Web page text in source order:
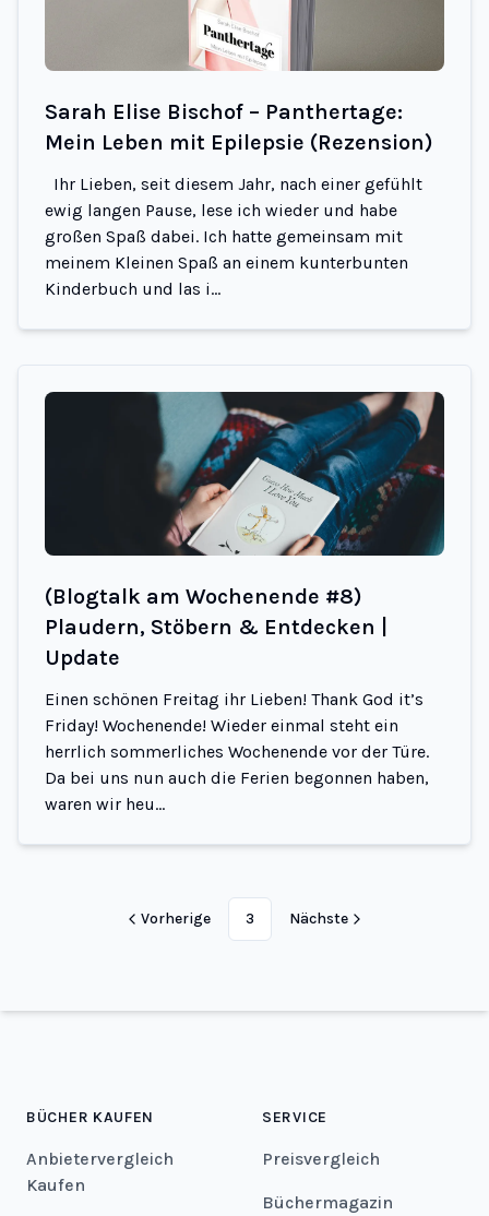
Sarah Elise Bischof – Panthertage:
Mein Leben mit Epilepsie (Rezension)
Ihr Lieben, seit diesem Jahr, nach einer gefühlt
ewig langen Pause, lese ich wieder und habe
großen Spaß dabei. Ich hatte gemeinsam mit
meinem Kleinen Spaß an einem kunterbunten
Kinderbuch und las i...
(Blogtalk am Wochenende #8)
Plaudern, Stöbern & Entdecken |
Update
Einen schönen Freitag ihr Lieben! Thank God it’s
Friday! Wochenende! Wieder einmal steht ein
herrlich sommerliches Wochenende vor der Türe.
Da bei uns nun auch die Ferien begonnen haben,
waren wir heu...
Vorherige 3 Nächste
BÜCHER KAUFEN
Anbietervergleich
Kaufen
SERVICE
Preisvergleich
Büchermagazin